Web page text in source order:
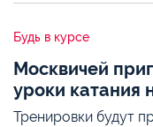
Будь в курсе
Москвичей
уроки катания
Тренировки будут